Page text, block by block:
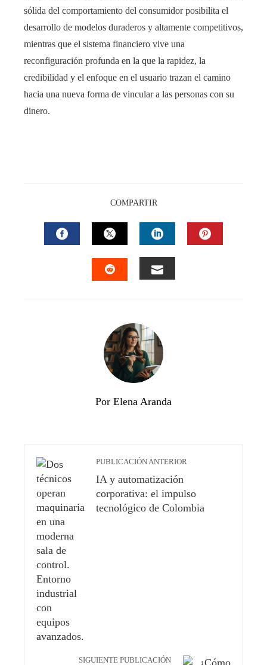
sólida del comportamiento del consumidor posibilita el
desarrollo de modelos duraderos y altamente competitivos,
mientras que el sistema financiero vive una
reconfiguración profunda en la que la rapidez, la
credibilidad y el enfoque en el usuario trazan el camino
hacia una nueva forma de vincular a las personas con su
dinero.
COMPARTIR
FACEBOOKTWITTERLINKEDIN
Por Elena Aranda
PUBLICACIÓN ANTERIOR
IA y automatización
corporativa: el impulso
tecnológico de Colombia
SIGUIENTE PUBLICACIÓN